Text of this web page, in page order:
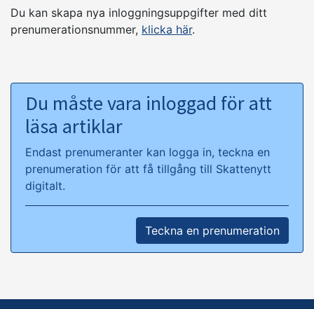
Du kan skapa nya inloggningsuppgifter med ditt
prenumerationsnummer, klicka här.
Du måste vara inloggad för att
läsa artiklar
Endast prenumeranter kan logga in, teckna en
prenumeration för att få tillgång till Skattenytt
digitalt.
Teckna en prenumeration